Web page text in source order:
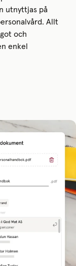
utnyttjas på
Allt
och
enkel